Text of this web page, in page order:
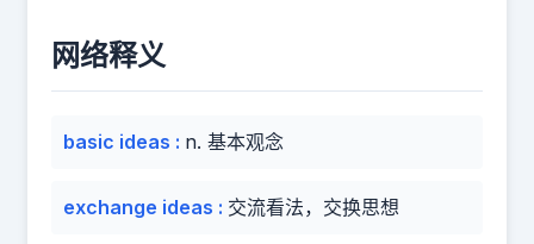
网络释义
basic ideas : n. 基本观念
exchange ideas : 交流看法，交换思想